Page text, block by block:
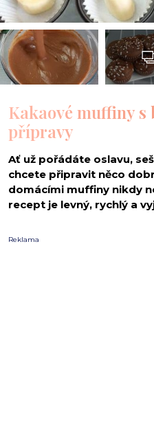
Kakaové muffiny
přípravy
Ať už pořádáte oslavu,
chcete připravit něco
domácími muffiny nikdy
recept je levný, rychlý a
Reklama